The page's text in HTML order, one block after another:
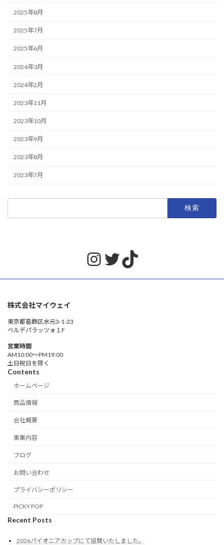
2025年8月
2025年7月
2025年6月
2024年3月
2024年2月
2023年11月
2023年10月
2023年9月
2023年8月
2023年7月
Instagram
Twitter
TikTok
株式会社マイウェイ
東京都葛飾区水元3-1-23
ベルデパラッツォ１F
営業時間
AM10:00〜PM19:00
土日祝日を除く
Contents
ホームページ
商品情報
会社概要
事業内容
ブログ
お問い合わせ
プライバシーポリシー
PICKY POP
Recent Posts
2026パイオニアカップにて協賛いたしました。